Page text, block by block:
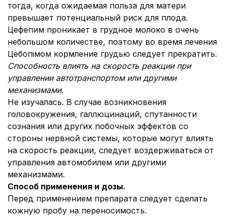
тогда, когда ожидаемая польза для матери
превышает потенциальный риск для плода.
Цефепим проникает в грудное молоко в очень
небольшом количестве, поэтому во время лечения
Цебопімом кормление грудью следует прекратить.
Способность влиять на скорость реакции при
управлении автотранспортом или другими
механизмами.
Не изучалась. В случае возникновения
головокружения, галлюцинаций, спутанности
сознания или других побочных эффектов со
стороны нервной системы, которые могут влиять
на скорость реакции, следует воздерживаться от
управления автомобилем или другими
механизмами.
Способ применения и дозы.
Перед применением препарата следует сделать
кожную пробу на переносимость.